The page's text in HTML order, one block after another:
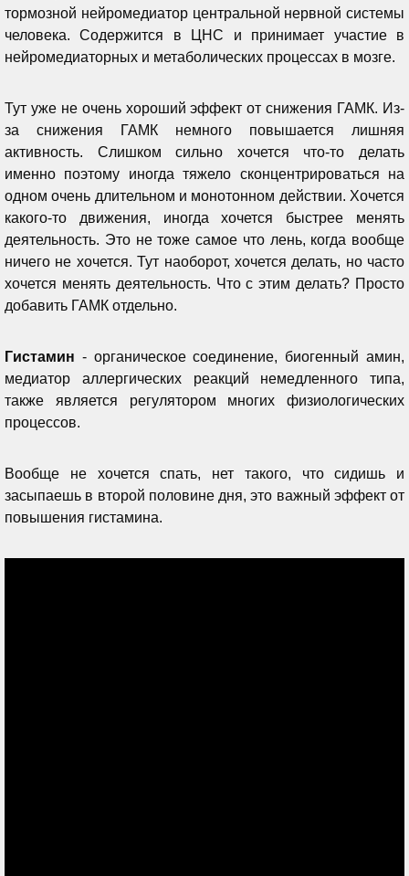
тормозной нейромедиатор центральной нервной системы
человека. Содержится в ЦНС и принимает участие в
нейромедиаторных и метаболических процессах в мозге.
Тут уже не очень хороший эффект от снижения ГАМК. Из-
за снижения ГАМК немного повышается лишняя
активность. Слишком сильно хочется что-то делать
именно поэтому иногда тяжело сконцентрироваться на
одном очень длительном и монотонном действии. Хочется
какого-то движения, иногда хочется быстрее менять
деятельность. Это не тоже самое что лень, когда вообще
ничего не хочется. Тут наоборот, хочется делать, но часто
хочется менять деятельность. Что с этим делать? Просто
добавить ГАМК отдельно.
Гистамин - органическое соединение, биогенный амин,
медиатор аллергических реакций немедленного типа,
также является регулятором многих физиологических
процессов.
Вообще не хочется спать, нет такого, что сидишь и
засыпаешь в второй половине дня, это важный эффект от
повышения гистамина.